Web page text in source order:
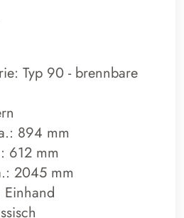
Typ 90 - brennbare
894 mm
612 mm
2045 mm